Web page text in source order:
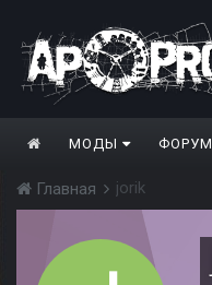
МОДЫ ФОРУМ
Главная jorik